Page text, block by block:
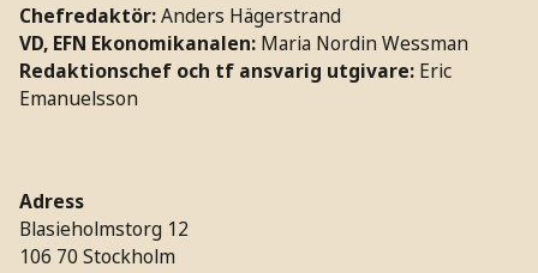
Chefredaktör:Anders Hägerstrand
VD, EFN Ekonomikanalen: Maria Nordin Wessman
Redaktionschef och tf ansvarig utgivare: Eric
Emanuelsson
Adress
Blasieholmstorg 12
106 70 Stockholm